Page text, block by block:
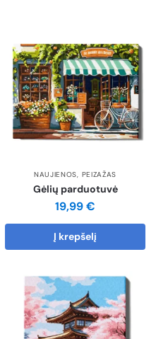
NAUJIENOS, PEIZAŽAS
Gėlių parduotuvė
19,99€
Į krepšelį